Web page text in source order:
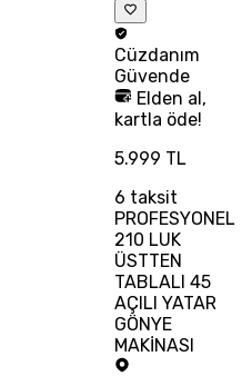
Cüzdanım
Güvende
Elden al,
kartla öde!
5.999 TL
6 taksit
PROFESYONEL
210 LUK
ÜSTTEN
TABLALI 45
AÇILI YATAR
GÖNYE
MAKİNASI